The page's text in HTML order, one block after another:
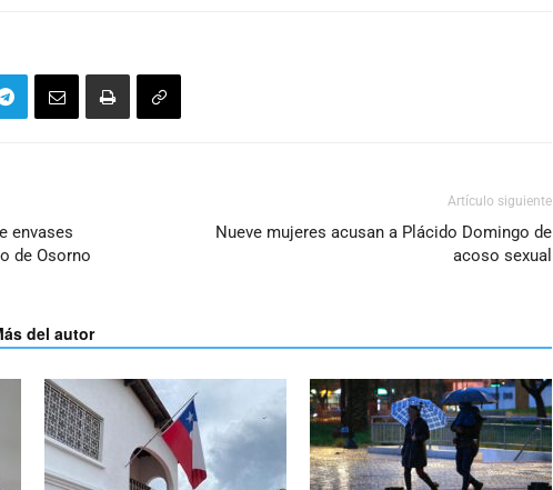
envases
de Osorno
Artículo siguiente
Nueve mujeres acusan a Plácido Domingo de
acoso sexual
del autor